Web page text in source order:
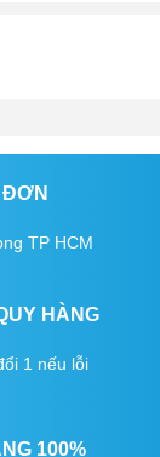
TP HCM
HÀNG
1 nếu lỗi
100%